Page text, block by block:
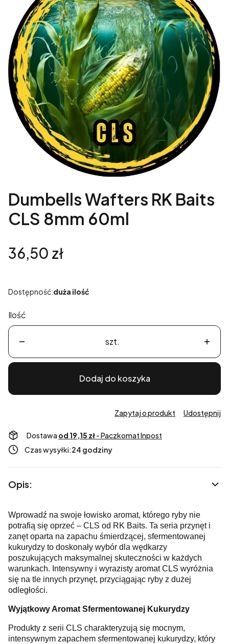
Dumbells Wafters RK Baits
CLS 8mm 60ml
Cena
36,50 zł
Dostępność:duża ilość
Ilość
szt.
Dodaj do koszyka
Zapytaj o produkt Udostępnij
Dostawa od 19,15 zł- Paczkomat Inpost
Czas wysyłki:24 godziny
Opis:
Wprowadź na swoje łowisko aromat, którego ryby nie
potrafią się oprzeć – CLS od RK Baits. Ta seria przynęt i
zanęt oparta na zapachu śmierdzącej, sfermentowanej
kukurydzy to doskonały wybór dla wędkarzy
poszukujących maksymalnej skuteczności w każdych
warunkach. Intensywny i wyrazisty aromat CLS wyróżnia
się na tle innych przynęt, przyciągając ryby z dużej
odległości.
Wyjątkowy Aromat Sfermentowanej Kukurydzy
Produkty z serii CLS charakteryzują się mocnym,
intensywnym zapachem sfermentowanej kukurydzy, który